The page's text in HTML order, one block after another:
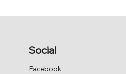
Facebook
Social